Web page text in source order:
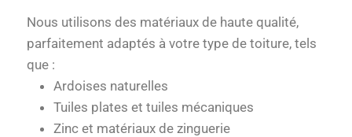
Nous utilisons des matériaux de haute qualité,
parfaitement adaptés à votre type de toiture, tels
que :
Ardoises naturelles
Tuiles plates et tuiles mécaniques
Zinc et matériaux de zinguerie